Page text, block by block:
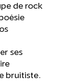
de rock
ses
bruitiste.